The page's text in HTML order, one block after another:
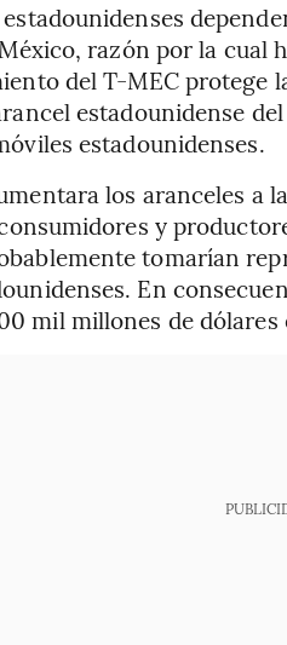
razón por la cual
del T-MEC protege
estadounidense
estadounidenses.
los aranceles a
y
tomarían
En
mil millones de